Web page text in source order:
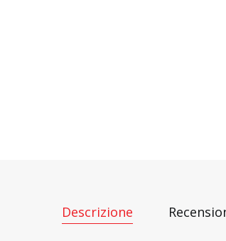
Descrizione